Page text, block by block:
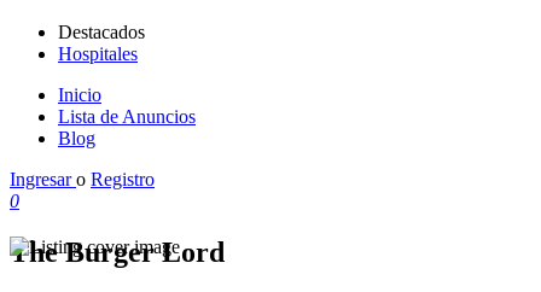
Destacados
Hospitales
Inicio
Lista de Anuncios
Blog
Ingresaro Registro
0
The Burger Lord